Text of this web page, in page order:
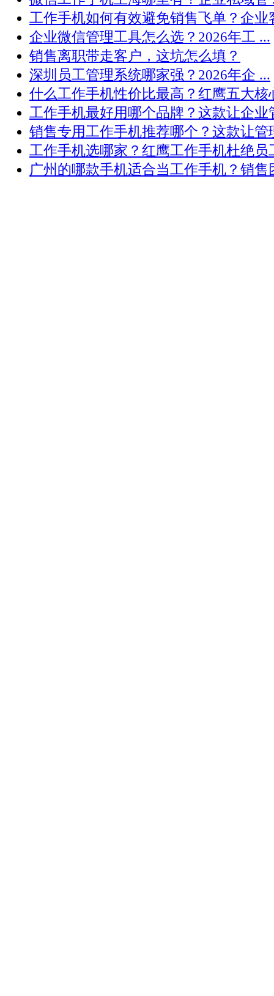
工作手机如何有效避免销售飞单？企业
企业微信管理工具怎么选？2026年工 ...
销售离职带走客户，这坑怎么填？
深圳员工管理系统哪家强？2026年企 ...
什么工作手机性价比最高？红鹰五大核
工作手机最好用哪个品牌？这款让企业
销售专用工作手机推荐哪个？这款让管
工作手机选哪家？红鹰工作手机杜绝员
广州的哪款手机适合当工作手机？销售